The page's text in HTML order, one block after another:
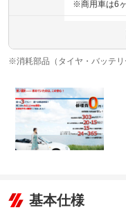
※商用車は6
※消耗部品（タイヤ・バッテリ
基本仕様